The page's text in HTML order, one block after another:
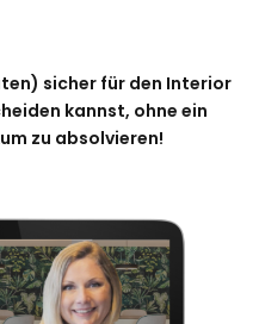
sicher für den Interior
kannst, ohne ein
zu absolvieren!